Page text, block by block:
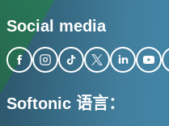
Social media
Softonic 语言：